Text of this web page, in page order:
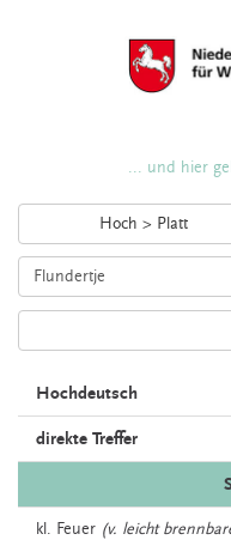
... und hier
Hoch > Platt
Hochdeutsch
direkte Treffer
kl. Feuer (v. leicht